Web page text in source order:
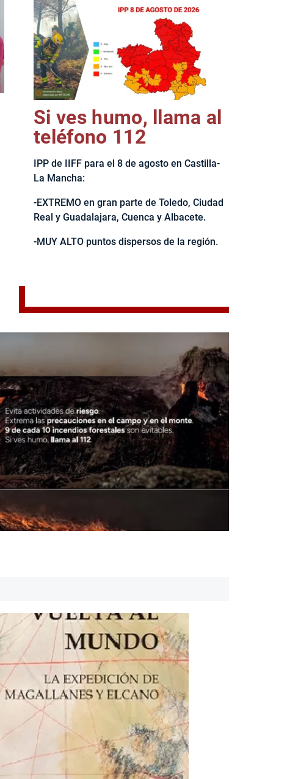
II Vuelta Ciclista CLM LEADER
Si ves humo, llama al
teléfono 112
IPP de IIFF para el 8 de agosto en Castilla-
La Mancha:
-EXTREMO en gran parte de Toledo, Ciudad
Real y Guadalajara, Cuenca y Albacete.
-MUY ALTO puntos dispersos de la región.